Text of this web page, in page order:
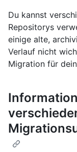
Du kannst
Repositorys
einige alte,
Verlauf nicht
Migration für